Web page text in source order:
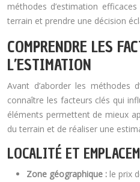
méthodes d’estimation
terrain et prendre une décision
COMPRENDRE LES
L’ESTIMATION
Avant d’aborder les méthodes
connaître les facteurs clés qui
éléments permettent de mieux
du terrain et de réaliser une
LOCALITÉ ET
Zone géographique : le prix